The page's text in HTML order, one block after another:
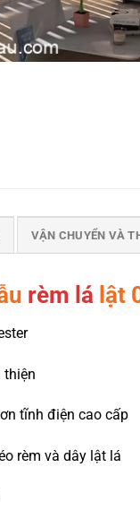
VẬN CHUYỂN VÀ
rèm lá lật
thiện
tĩnh điện cao cấp
rèm và dây lật lá